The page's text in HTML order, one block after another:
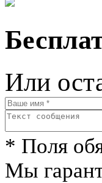
Или
* Поля
Мы